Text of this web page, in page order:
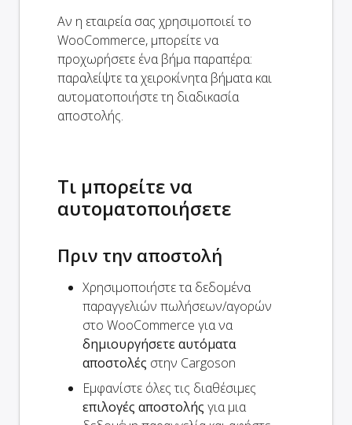
Αν η εταιρεία σας χρησιμοποιεί το
WooCommerce, μπορείτε να
προχωρήσετε ένα βήμα παραπέρα:
παραλείψτε τα χειροκίνητα βήματα και
αυτοματοποιήστε τη διαδικασία
αποστολής.
Τι μπορείτε να
αυτοματοποιήσετε
Πριν την αποστολή
Χρησιμοποιήστε τα δεδομένα
παραγγελιών πωλήσεων/αγορών
στο WooCommerce για να
δημιουργήσετε αυτόματα
αποστολές στην Cargoson
Εμφανίστε όλες τις διαθέσιμες
επιλογές αποστολής για μια